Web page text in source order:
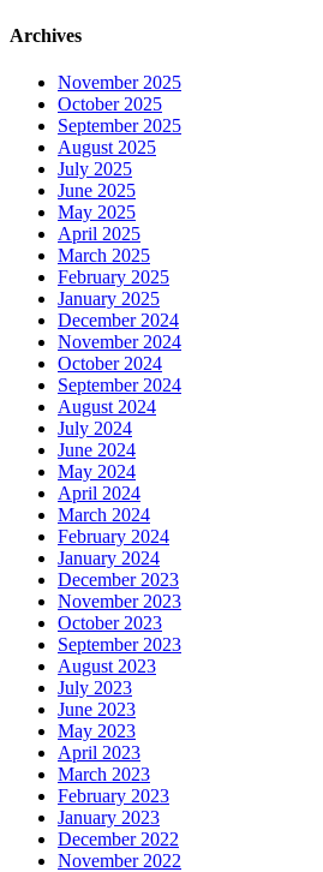
Archives
November 2025
October 2025
September 2025
August 2025
July 2025
June 2025
May 2025
April 2025
March 2025
February 2025
January 2025
December 2024
November 2024
October 2024
September 2024
August 2024
July 2024
June 2024
May 2024
April 2024
March 2024
February 2024
January 2024
December 2023
November 2023
October 2023
September 2023
August 2023
July 2023
June 2023
May 2023
April 2023
March 2023
February 2023
January 2023
December 2022
November 2022